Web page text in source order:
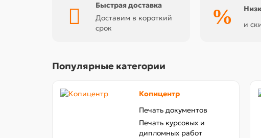
Быстрая доставка
Доставим в короткий
срок
и
Популярные категории
Копицентр
Печать документов
Печать курсовых и
дипломных работ